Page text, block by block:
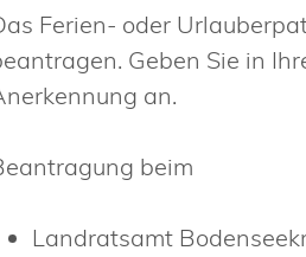
Ferien- oder
Geben Sie in
an.
beim
Landratsamt